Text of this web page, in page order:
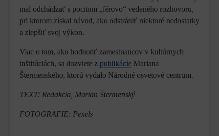
mal odchádzať s pocitom „férovo“ vedeného rozhovoru,
pri ktorom získal návod, ako odstrániť niektoré nedostatky
a zlepšiť svoj výkon.
Viac o tom, ako hodnotiť zamestnancov v kultúrnych
inštitúciách, sa dozviete z publikácie Mariana
Štermenského, ktorú vydalo Národné osvetové centrum.
TEXT: Redakcia, Marian Štermenský
FOTOGRAFIE: Pexels